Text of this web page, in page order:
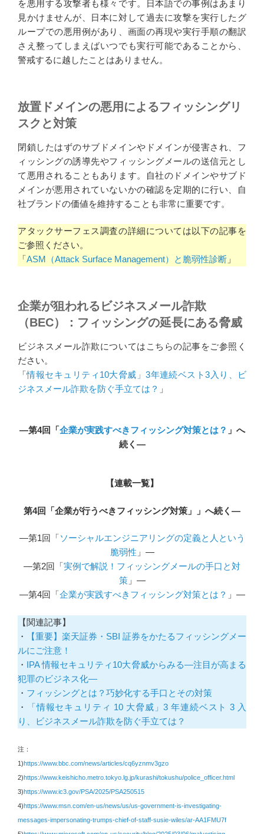
を悪用する攻撃者も様々です。日本語での事例はあまり
見かけませんが、日本に対して過去に攻撃を実行したグ
ループでの悪用例があり、画面の再現や実行手順の翻訳
さえ整ってしまえばいつでも実行可能であることから、
警戒するに越したことはありません。
放置ドメインの悪用によるフィッシングリ
スクと対策
閉鎖したはずのサブドメインやドメインが侵害され、フ
ィッシングの誘導先やフィッシングメールの送信元とし
て悪用されることもあります。自社のドメインやサブド
メインが悪用されていないかの確認を定期的に行い、自
社ブランドの価値を維持することも非常に重要です。
アタックサーフェス調査の詳細については以下の記事を
ご参照ください。
「ASM（Attack Surface Management）と脆弱性診断 」
企業が狙われるビジネスメール詐欺
（BEC）：フィッシングの延長にある脅威
ビジネスメール詐欺についてはこちらの記事をご参照く
ださい。
「情報セキュリティ10大脅威」3年連続ベスト3入り、ビ
ジネスメール詐欺を防ぐ手立ては？ 」
―第4回「企業が実践すべきフィッシング対策とは？ 」へ
続く―
【連載一覧】
第4回「企業が行うべきフィッシング対策」」へ続く―
―第1回「ソーシャルエンジニアリングの定義と人という
脆弱性 」―
―第2回「実例で解説！フィッシングメールの手口と対
策」―
―第4回「企業が実践すべきフィッシング対策とは？ 」―
【関連記事】
・
【重要】楽天証券・SBI 証券をかたるフィッシングメー
ルにご注意！
・ IPA 情報セキュリティ10大脅威からみる―注目が高まる
犯罪のビジネス化―
・ フィッシングとは？巧妙化する手口とその対策
・
「情報セキュリティ 10 大脅威」3 年連続ベスト 3 入
り、ビジネスメール詐欺を防ぐ手立ては？
注：
1)https://www.bbc.com/news/articles/cq6yznmv3gzo
2)https://www.keishicho.metro.tokyo.lg.jp/kurashi/tokushu/police_officer.html
3)https://www.ic3.gov/PSA/2025/PSA250515
4)https://www.msn.com/en-us/news/us/us-government-is-investigating-
messages-impersonating-trumps-chief-of-staff-susie-wiles/ar-AA1FMU7f